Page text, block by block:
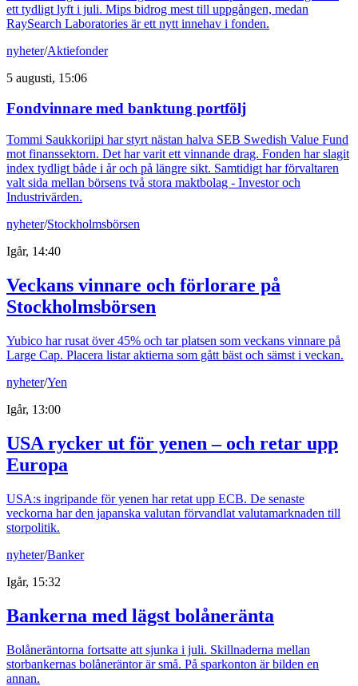
ett tydligt lyft i juli. Mips bidrog mest till uppgången, medan
RaySearch Laboratories är ett nytt innehav i fonden.
nyheter/Aktiefonder
5 augusti, 15:06
Fondvinnare med banktung portfölj
Tommi Saukkoriipi har styrt nästan halva SEB Swedish Value Fund
mot finanssektorn. Det har varit ett vinnande drag. Fonden har slagit
index tydligt både i år och på längre sikt. Samtidigt har förvaltaren
valt sida mellan börsens två stora maktbolag - Investor och
Industrivärden.
nyheter/Stockholmsbörsen
Igår, 14:40
Veckans vinnare och förlorare på
Stockholmsbörsen
Yubico har rusat över 45% och tar platsen som veckans vinnare på
Large Cap. Placera listar aktierna som gått bäst och sämst i veckan.
nyheter/Yen
Igår, 13:00
USA rycker ut för yenen – och retar upp
Europa
USA:s ingripande för yenen har retat upp ECB. De senaste
veckorna har den japanska valutan förvandlat valutamarknaden till
storpolitik.
nyheter/Banker
Igår, 15:32
Bankerna med lägst bolåneränta
Bolåneräntorna fortsatte att sjunka i juli. Skillnaderna mellan
storbankernas bolåneräntor är små. På sparkonton är bilden en
annan.